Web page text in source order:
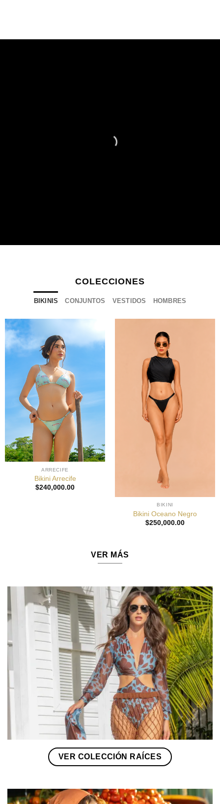
COLECCIONES
BIKINIS CONJUNTOS VESTIDOS HOMBRES
ARRECIFE
Bikini Arrecife
$240,000.00
BIKINI
Bikini Oceano Negro
$250,000.00
VER MÁS
VER COLECCIÓN RAÍCES